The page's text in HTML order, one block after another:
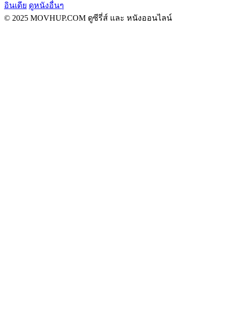
อินเดีย ดูหนังอื่นๆ
© 2025 MOVHUP.COM ดูซีรี่ส์ และ หนังออนไลน์